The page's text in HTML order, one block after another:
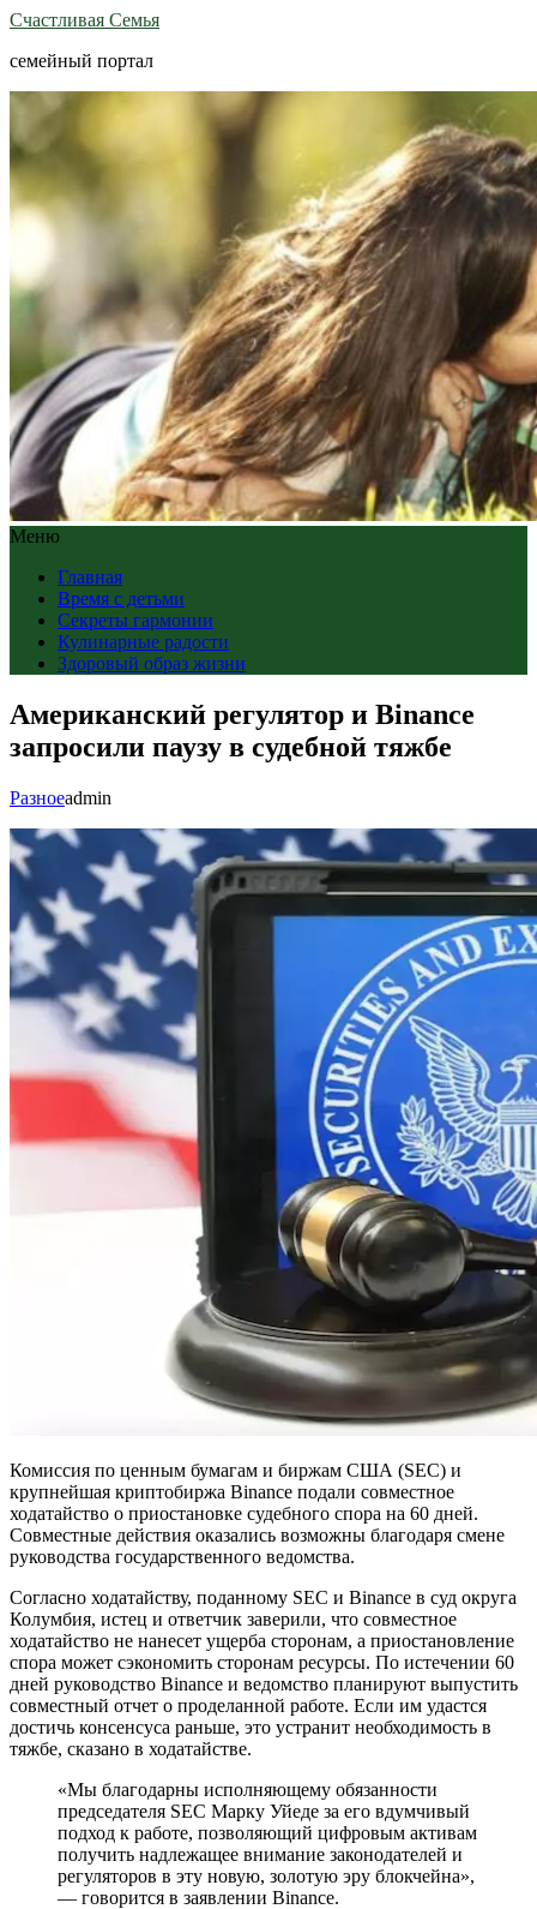
Счастливая Семья
семейный портал
Меню
Главная
Время с детьми
Секреты гармонии
Кулинарные радости
Здоровый образ жизни
Американский регулятор и Binance
запросили паузу в судебной тяжбе
Разноеadmin
Комиссия по ценным бумагам и биржам США (SEC) и
крупнейшая криптобиржа Binance подали совместное
ходатайство о приостановке судебного спора на 60 дней.
Совместные действия оказались возможны благодаря смене
руководства государственного ведомства.
Согласно ходатайству, поданному SEC и Binance в суд округа
Колумбия, истец и ответчик заверили, что совместное
ходатайство не нанесет ущерба сторонам, а приостановление
спора может сэкономить сторонам ресурсы. По истечении 60
дней руководство Binance и ведомство планируют выпустить
совместный отчет о проделанной работе. Если им удастся
достичь консенсуса раньше, это устранит необходимость в
тяжбе, сказано в ходатайстве.
«Мы благодарны исполняющему обязанности
председателя SEC Марку Уйеде за его вдумчивый
подход к работе, позволяющий цифровым активам
получить надлежащее внимание законодателей и
регуляторов в эту новую, золотую эру блокчейна»,
— говорится в заявлении Binance.